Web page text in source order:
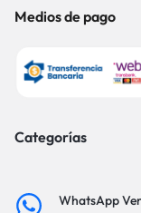
Medios de pago
Categorías
WhatsApp